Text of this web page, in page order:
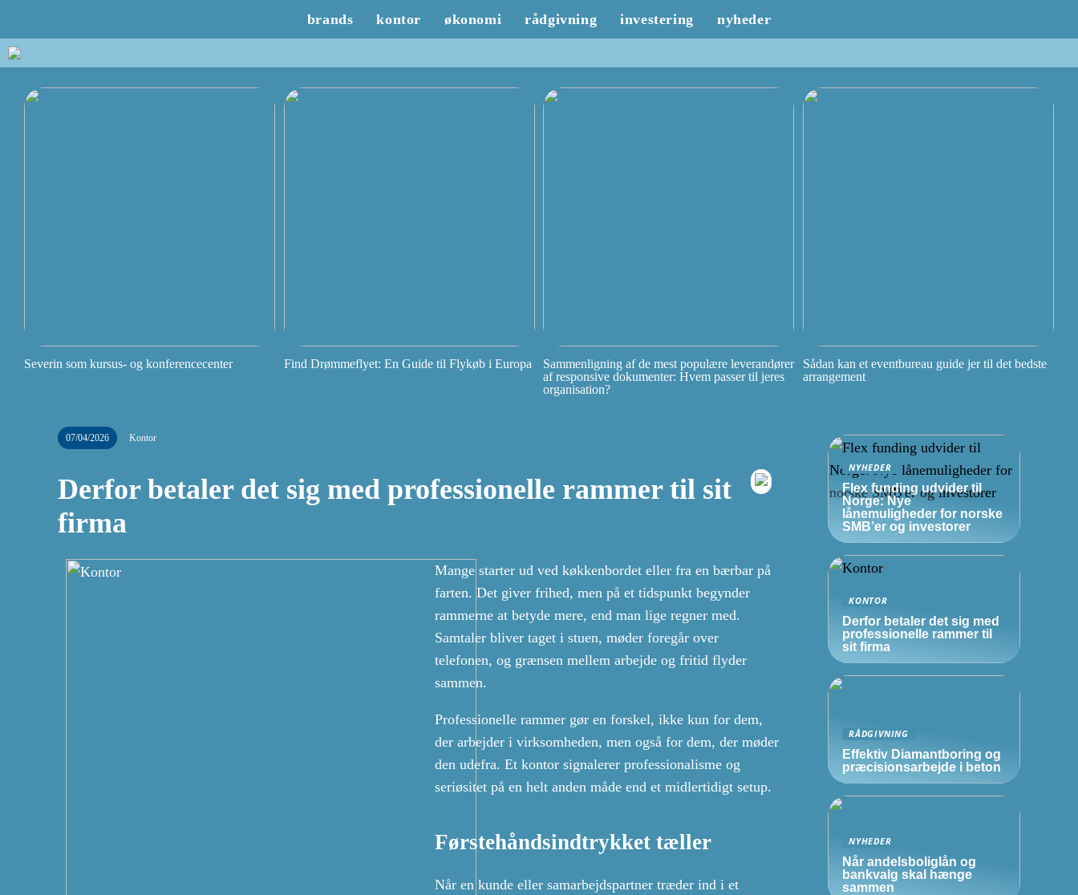
brands kontor økonomi rådgivning investering nyheder
Severin som kursus- og konferencecenter Find Drømmeflyet: En Guide til Flykøb i Europa
Sammenligning af de mest populære leverandører
af responsive dokumenter: Hvem passer til jeres
organisation?
Sådan kan et eventbureau guide jer til det bedste
arrangement
07/04/2026 Kontor
Derfor betaler det sig med professionelle rammer til sit
firma
Mange starter ud ved køkkenbordet eller fra en bærbar på
farten. Det giver frihed, men på et tidspunkt begynder
rammerne at betyde mere, end man lige regner med.
Samtaler bliver taget i stuen, møder foregår over
telefonen, og grænsen mellem arbejde og fritid flyder
sammen.
Professionelle rammer gør en forskel, ikke kun for dem,
der arbejder i virksomheden, men også for dem, der møder
den udefra. Et kontor signalerer professionalisme og
seriøsitet på en helt anden måde end et midlertidigt setup.
Førstehåndsindtrykket tæller
Når en kunde eller samarbejdspartner træder ind i et
NYHEDER
Flex funding udvider til
Norge: Nye
lånemuligheder for norske
SMB’er og investorer
KONTOR
Derfor betaler det sig med
professionelle rammer til
sit firma
RÅDGIVNING
Effektiv Diamantboring og
præcisionsarbejde i beton
NYHEDER
Når andelsboliglån og
bankvalg skal hænge
sammen